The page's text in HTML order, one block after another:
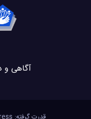
آگاهی و